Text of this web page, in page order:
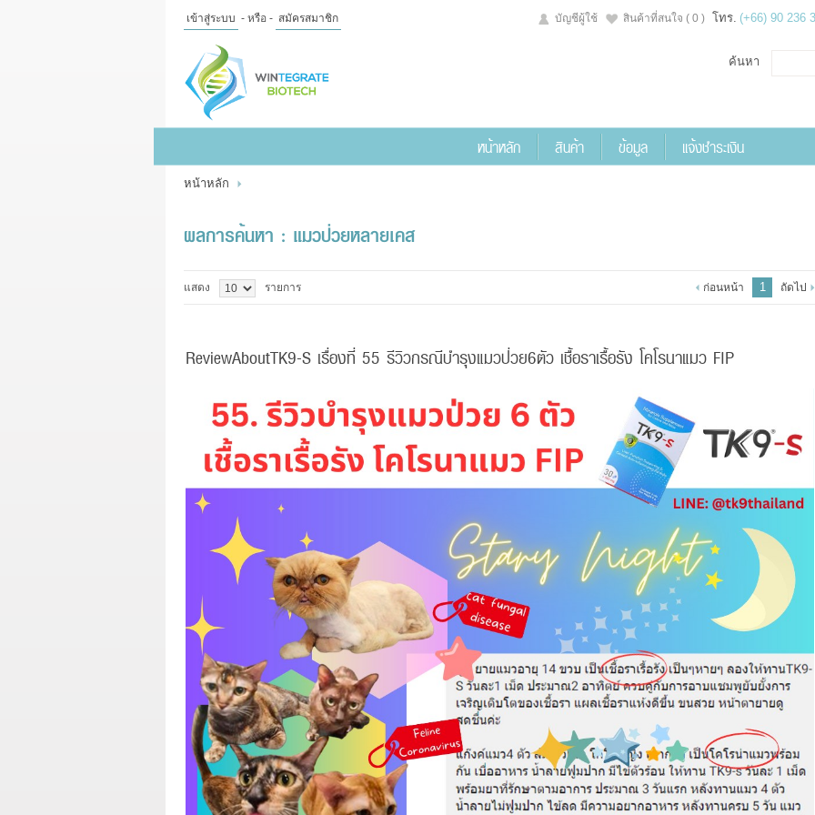
ไทย | English
ข้อมูล
เข้าสู่ระบบ - หรือ - สมัครสมาชิก โทร. (+66) 90 236
สินค้าที่สนใจ ( 0 )
บัญชีผู้ใช้
ค้นหา
หน้าหลัก สินค้า ข้อมูล แจ้งชำระเงิน
หน้าหลัก
ผลการค้นหา : แมวป่วยหลายเคส
แสดง รายการ ก่อนหน้า 1 ถัดไป
ReviewAboutTK9-S เรื่องที่ 55 รีวิวกรณีบำรุงแมวป่วย6ตัว เชื้อราเรื้อรัง โคโรนาแมว FIP